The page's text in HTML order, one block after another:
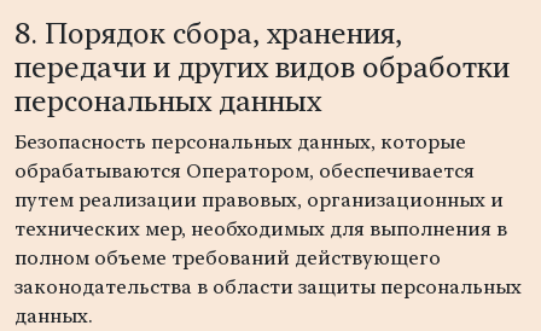
8. Порядок сбора, хранения,
передачи и других видов обработки
персональных данных
Безопасность персональных данных, которые
обрабатываются Оператором, обеспечивается
путем реализации правовых, организационных и
технических мер, необходимых для выполнения в
полном объеме требований действующего
законодательства в области защиты персональных
данных.